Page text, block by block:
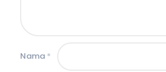
Nama *